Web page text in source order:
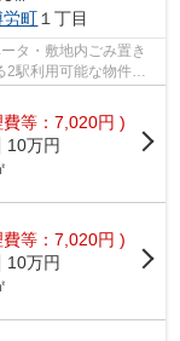
労町１丁目
タ・敷地内ごみ置き
2駅利用可能な物件で
等：7,020円 )
10万円
等：7,020円 )
10万円